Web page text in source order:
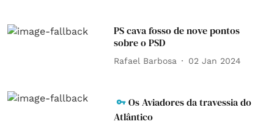
PS cava fosso de nove pontos
sobre o PSD
Rafael Barbosa 02 Jan 2024
Os Aviadores da travessia do
Atlântico